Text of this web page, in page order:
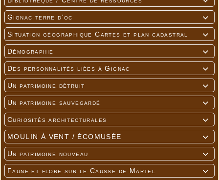

Gignac terre d'oc

Situation géographique Cartes et plan cadastral

Démographie

Des personnalités liées à Gignac

Un patrimoine détruit

Un patrimoine sauvegardé

Curiosités architecturales

MOULIN À VENT / ÉCOMUSÉE

Un patrimoine nouveau

Faune et flore sur le Causse de Martel